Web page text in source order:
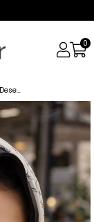
0
Siyah Ekru Desen Fularlı Şapka Bone